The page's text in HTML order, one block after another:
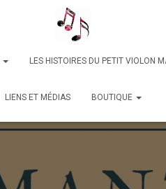
LES HISTOIRES DU PETIT VIOLON
LIENS ET MÉDIAS BOUTIQUE